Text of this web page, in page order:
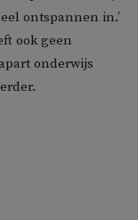
ontspannen in.’
ook geen
onderwijs